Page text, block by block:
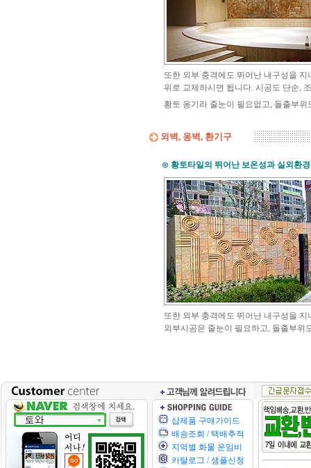
또한 외부 충격에도 뛰어난 내구성을
위로 교체하시면 됩니다. 시공도 단순,
황토 옹기라 줄눈이 필요없고, 돌출부
외벽, 옹벽, 환기구
⊙ 황토타일의 뛰어난 보온성과실외환
또한 외부 충격에도 뛰어난 내구성을
외부시공은 줄눈이 필요하고, 돌출부위
샵제품 구매가이드
배송조회 / 택배추적
지역별 화물 운임비
카탈로그 / 샘플신청